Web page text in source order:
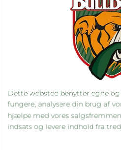
RELATEREDE
Dette websted benytter egne
fungere, analysere din brug af
hjælpe med vores
indsats og levere indhold fra